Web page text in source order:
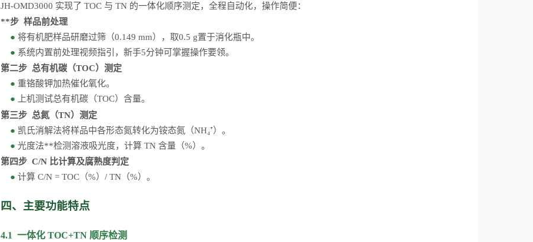
JH-OMD3000 实现了 TOC 与 TN 的一体化顺序测定，全程自动化，操作简便：
**步 样品前处理
● 将有机肥样品研磨过筛（0.149 mm），取0.5 g置于消化瓶中。
● 系统内置前处理视频指引，新手5分钟可掌握操作要领。
第二步 总有机碳（TOC）测定
● 重铬酸钾加热催化氧化。
●
上机测试总有机碳（TOC）含量。
第三步 总氮（TN）测定
● 凯氏消解法将样品中各形态氮转化为铵态氮（NH₄⁺）。
● 光度法**检测溶液吸光度，计算TN 含量（%）。
第四步C/N 比计算及腐熟度判定
● 计算C/N = TOC（%）/ TN（%）。
四、主要功能特点
4.1 一体化 TOC+TN 顺序检测